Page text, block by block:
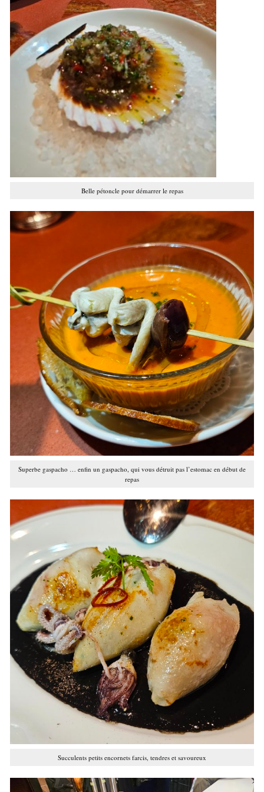
Belle pétoncle pour démarrer le repas
Superbe gaspacho … enfin un gaspacho, qui vous détruit pas l’estomac en début de
repas
Succulents petits encornets farcis, tendres et savoureux